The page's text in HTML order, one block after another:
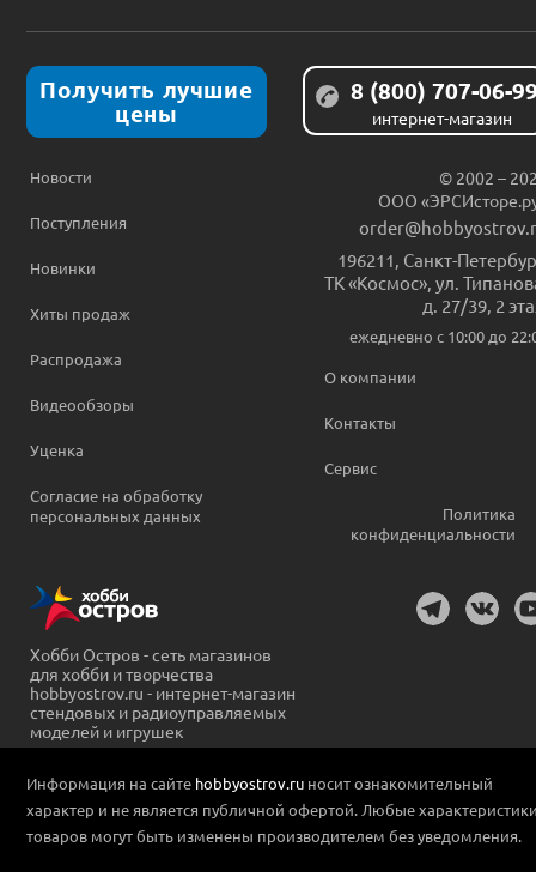
Получить лучшие
цены
8 (800) 707-06-
интернет-магазин
Новости
Поступления
Новинки
Хиты продаж
Распродажа
Видеообзоры
Уценка
Согласие на обработку
персональных данных
© 2002 –
ООО
196211 Санкт-
ТК «Космос», ул.
д. 27/39, 2
ежедневно c 10:00 до
О компании
Контакты
Сервис
Политика
конфиденциальности
Хобби Остров - сеть магазинов
для хобби и творчества
hobbyostrov.ru - интернет-магазин
стендовых и радиоуправляемых
моделей и игрушек
Информация на сайте hobbyostrov.ru носит ознакомительный
характер и не является публичной офертой. Любые
товаров могут быть изменены производителем без уведомления.